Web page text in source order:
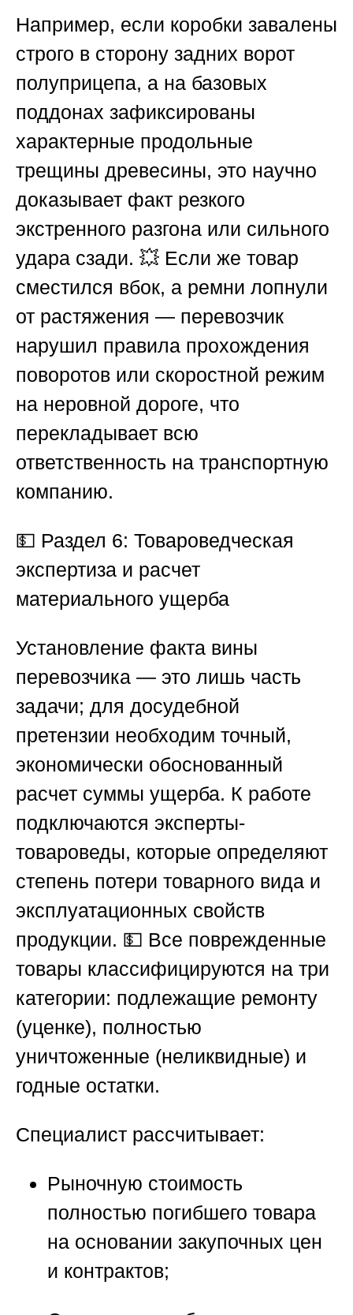
Например, если коробки завалены
строго в сторону задних ворот
полуприцепа, а на базовых
поддонах зафиксированы
характерные продольные
трещины древесины, это научно
доказывает факт резкого
экстренного разгона или сильного
удара сзади. 💥 Если же товар
сместился вбок, а ремни лопнули
от растяжения — перевозчик
нарушил правила прохождения
поворотов или скоростной режим
на неровной дороге, что
перекладывает всю
ответственность на транспортную
компанию.
💵 Раздел 6: Товароведческая
экспертиза и расчет
материального ущерба
Установление факта вины
перевозчика — это лишь часть
задачи; для досудебной
претензии необходим точный,
экономически обоснованный
расчет суммы ущерба. К работе
подключаются эксперты-
товароведы, которые определяют
степень потери товарного вида и
эксплуатационных свойств
продукции. 💵 Все поврежденные
товары классифицируются на три
категории: подлежащие ремонту
(уценке), полностью
уничтоженные (неликвидные) и
годные остатки.
Специалист рассчитывает:
Рыночную стоимость
полностью погибшего товара
на основании закупочных цен
и контрактов;